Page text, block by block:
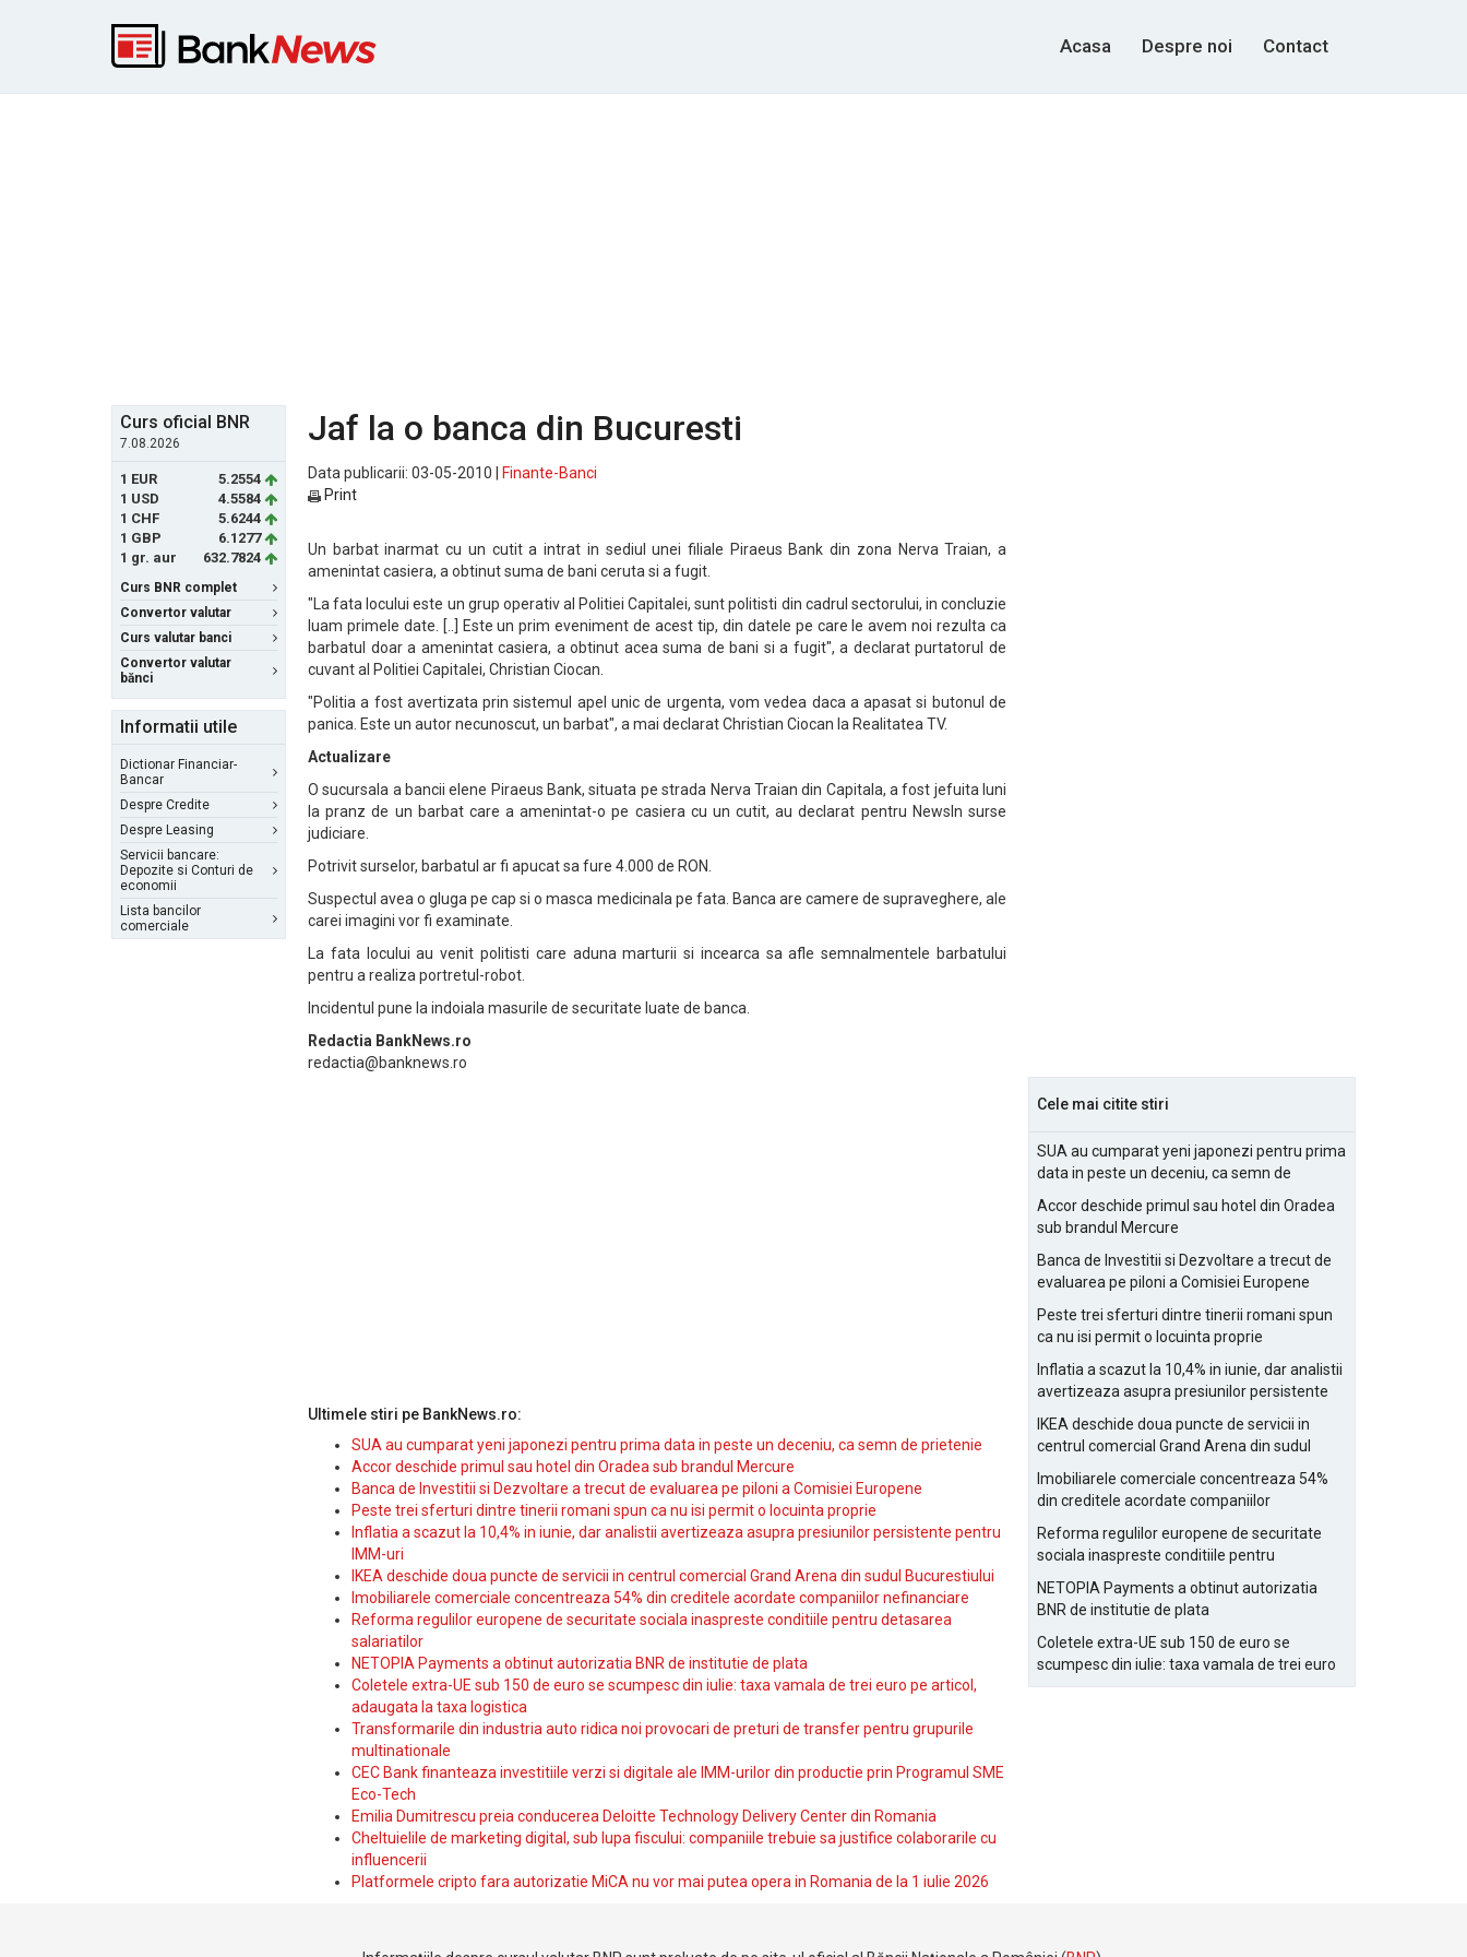
Acasa Despre noi Contact
Curs oficial BNR
7.08.2026
1 EUR
5.2554
1 USD
4.5584
1 CHF
5.6244
1 GBP
6.1277
1 gr. aur
632.7824
Curs BNR complet
Convertor valutar
Curs valutar banci
Convertor valutar
bănci
Informatii utile
Dictionar Financiar-
Bancar
Despre Credite
Despre Leasing
Servicii bancare:
Depozite si Conturi de
economii
Lista bancilor
comerciale
Jaf la o banca din Bucuresti
Data publicarii: 03-05-2010 |
Finante-Banci
Print
Un barbat inarmat cu un cutit a intrat in sediul unei filiale Piraeus Bank din zona Nerva Traian, a
amenintat casiera, a obtinut suma de bani ceruta si a fugit.
"La fata locului este un grup operativ al Politiei Capitalei, sunt politisti din cadrul sectorului, in concluzie
luam primele date. [..] Este un prim eveniment de acest tip, din datele pe care le avem noi rezulta ca
barbatul doar a amenintat casiera, a obtinut acea suma de bani si a fugit", a declarat purtatorul de
cuvant al Politiei Capitalei, Christian Ciocan.
"Politia a fost avertizata prin sistemul apel unic de urgenta, vom vedea daca a apasat si butonul de
panica. Este un autor necunoscut, un barbat", a mai declarat Christian Ciocan la Realitatea TV.
Actualizare
O sucursala a bancii elene Piraeus Bank, situata pe strada Nerva Traian din Capitala, a fost jefuita luni
la pranz de un barbat care a amenintat-o pe casiera cu un cutit, au declarat pentru NewsIn surse
judiciare.
Potrivit surselor, barbatul ar fi apucat sa fure 4.000 de RON.
Suspectul avea o gluga pe cap si o masca medicinala pe fata. Banca are camere de supraveghere, ale
carei imagini vor fi examinate.
La fata locului au venit politisti care aduna marturii si incearca sa afle semnalmentele barbatului
pentru a realiza portretul-robot.
Incidentul pune la indoiala masurile de securitate luate de banca.
Redactia BankNews.ro
redactia@banknews.ro
Ultimele stiri pe BankNews.ro:
SUA au cumparat yeni japonezi pentru prima data in peste un deceniu, ca semn de prietenie
Accor deschide primul sau hotel din Oradea sub brandul Mercure
Banca de Investitii si Dezvoltare a trecut de evaluarea pe piloni a Comisiei Europene
Peste trei sferturi dintre tinerii romani spun ca nu isi permit o locuinta proprie
Inflatia a scazut la 10,4% in iunie, dar analistii avertizeaza asupra presiunilor persistente pentru
IMM-uri
IKEA deschide doua puncte de servicii in centrul comercial Grand Arena din sudul Bucurestiului
Imobiliarele comerciale concentreaza 54% din creditele acordate companiilor nefinanciare
Reforma regulilor europene de securitate sociala inaspreste conditiile pentru detasarea
salariatilor
NETOPIA Payments a obtinut autorizatia BNR de institutie de plata
Coletele extra-UE sub 150 de euro se scumpesc din iulie: taxa vamala de trei euro pe articol,
adaugata la taxa logistica
Transformarile din industria auto ridica noi provocari de preturi de transfer pentru grupurile
multinationale
CEC Bank finanteaza investitiile verzi si digitale ale IMM-urilor din productie prin Programul SME
Eco-Tech
Emilia Dumitrescu preia conducerea Deloitte Technology Delivery Center din Romania
Cheltuielile de marketing digital, sub lupa fiscului: companiile trebuie sa justifice colaborarile cu
influencerii
Platformele cripto fara autorizatie MiCA nu vor mai putea opera in Romania de la 1 iulie 2026
Cele mai citite stiri
SUA au cumparat yeni japonezi pentru prima
data in peste un deceniu, ca semn de
Accor deschide primul sau hotel din Oradea
sub brandul Mercure
Banca de Investitii si Dezvoltare a trecut de
evaluarea pe piloni a Comisiei Europene
Peste trei sferturi dintre tinerii romani spun
ca nu isi permit o locuinta proprie
Inflatia a scazut la 10,4% in iunie, dar analistii
avertizeaza asupra presiunilor persistente
IKEA deschide doua puncte de servicii in
centrul comercial Grand Arena din sudul
Imobiliarele comerciale concentreaza 54%
din creditele acordate companiilor
Reforma regulilor europene de securitate
sociala inaspreste conditiile pentru
NETOPIA Payments a obtinut autorizatia
BNR de institutie de plata
Coletele extra-UE sub 150 de euro se
scumpesc din iulie: taxa vamala de trei euro
pe articol, adaugata la taxa logistica